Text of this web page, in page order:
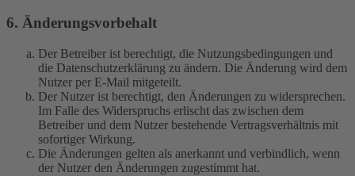
6. Änderungsvorbehalt
Der Betreiber ist berechtigt, die Nutzungsbedingungen und
die Datenschutzerklärung zu ändern. Die Änderung wird dem
Nutzer per E-Mail mitgeteilt.
Der Nutzer ist berechtigt, den Änderungen zu widersprechen.
Im Falle des Widerspruchs erlischt das zwischen dem
Betreiber und dem Nutzer bestehende Vertragsverhältnis mit
sofortiger Wirkung.
Die Änderungen gelten als anerkannt und verbindlich, wenn
der Nutzer den Änderungen zugestimmt hat.